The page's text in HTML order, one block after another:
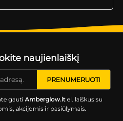
naujienlaiškį
gauti Amberglow.ltel. laiškus su
akcijomis ir pasiūlymais.